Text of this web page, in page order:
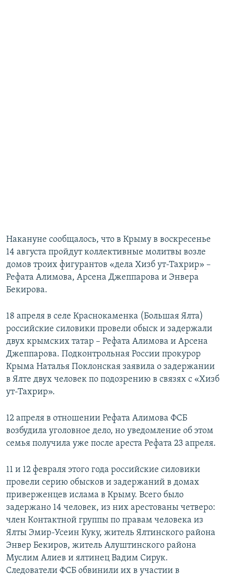
Накануне сообщалось, что в Крыму в воскресенье
14 августа пройдут коллективные молитвы возле
домов троих фигурантов «дела Хизб ут-Тахрир» –
Рефата Алимова, Арсена Джеппарова и Энвера
Бекирова.
18 апреля в селе Краснокаменка (Большая Ялта)
российские силовики провели обыск и задержали
двух крымских татар – Рефата Алимова и Арсена
Джеппарова. Подконтрольная России прокурор
Крыма Наталья Поклонская заявила о задержании
в Ялте двух человек по подозрению в связях с «Хизб
ут-Тахрир».
12 апреля в отношении Рефата Алимова ФСБ
возбудила уголовное дело, но уведомление об этом
семья получила уже после ареста Рефата 23 апреля.
11 и 12 февраля этого года российские силовики
провели серию обысков и задержаний в домах
приверженцев ислама в Крыму. Всего было
задержано 14 человек, из них арестованы четверо:
член Контактной группы по правам человека из
Ялты Эмир-Усеин Куку, житель Ялтинского района
Энвер Бекиров, житель Алуштинского района
Муслим Алиев и ялтинец Вадим Сирук.
Следователи ФСБ обвинили их в участии в